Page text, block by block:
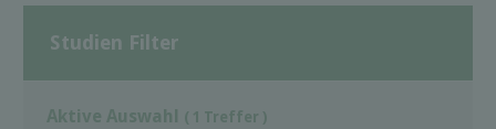
Studien Filter
Aktive Auswahl ( 1 Treffer )